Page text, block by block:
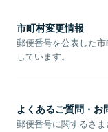
市町村変更情報
郵便番号を公表した
しています。
よくあるご質問・お
郵便番号に関するさま